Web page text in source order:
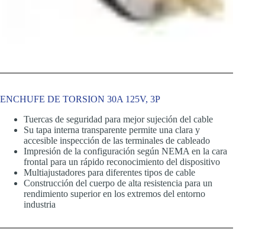
ENCHUFE DE TORSION 30A 125V, 3P
Tuercas de seguridad para mejor sujeción del cable
Su tapa interna transparente permite una clara y
accesible inspección de las terminales de cableado
Impresión de la configuración según NEMA en la cara
frontal para un rápido reconocimiento del dispositivo
Multiajustadores para diferentes tipos de cable
Construcción del cuerpo de alta resistencia para un
rendimiento superior en los extremos del entorno
industria